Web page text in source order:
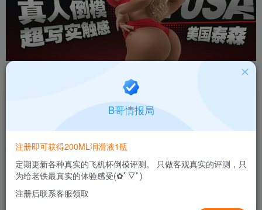
正文
国产谜姬(Mizzzee)深田咏美阴臀倒模8斤大屁股臀
B哥情报局-产品指南针
2个月前更新
0 157 14
B哥情报局
注册即可获得200ML润滑液1瓶
定期更新各种真实的飞机杯倒模评测。 只做客观真实的评测，只
为给老铁最真实的体验感受(✿ﾟ▽ﾟ)
注册后联系客服领取